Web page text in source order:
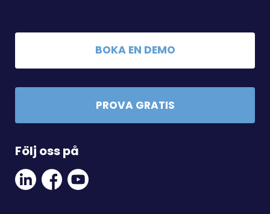
BOKA EN DEMO
PROVA GRATIS
Följ oss på
Linkedin
Social
Link
Facebook
Social
Link
Youtube
Link